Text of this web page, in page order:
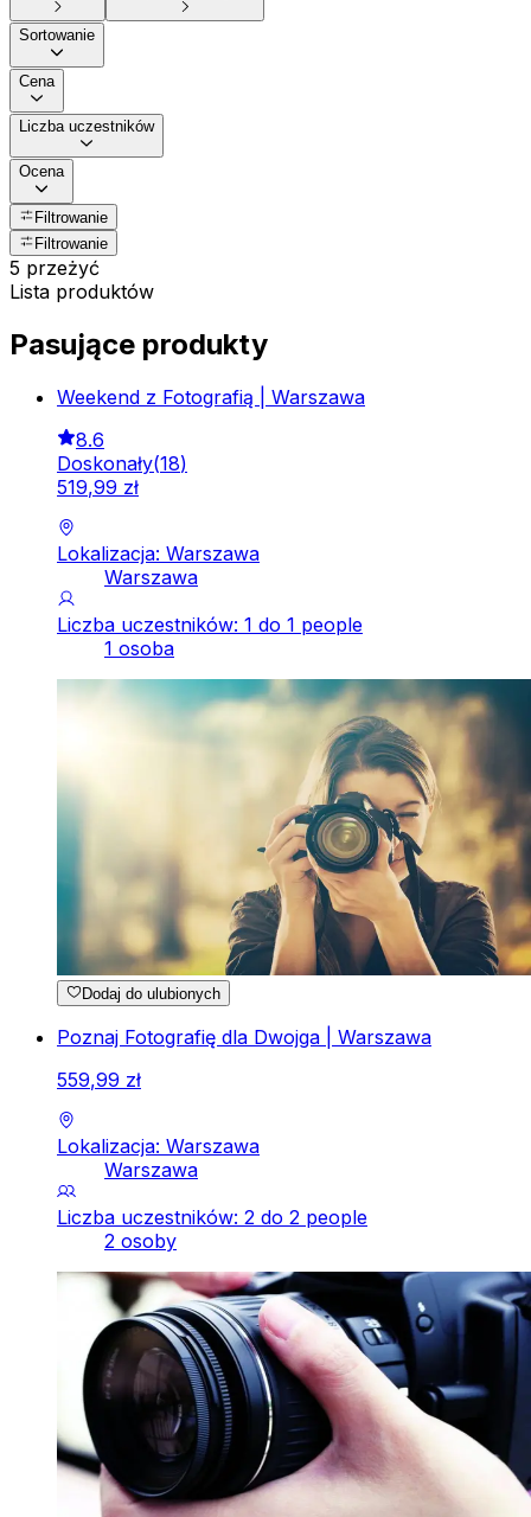
Sortowanie
Cena
Liczba uczestników
Ocena
Filtrowanie
Filtrowanie
5 przeżyć
Lista produktów
Pasujące produkty
Weekend z Fotografią | Warszawa
8.6
Doskonały(18)
519,99 zł
Lokalizacja: Warszawa
Warszawa
Liczba uczestników: 1 do 1 people
1 osoba
Dodaj do ulubionych
Poznaj Fotografię dla Dwojga | Warszawa
559,99 zł
Lokalizacja: Warszawa
Warszawa
Liczba uczestników: 2 do 2 people
2 osoby